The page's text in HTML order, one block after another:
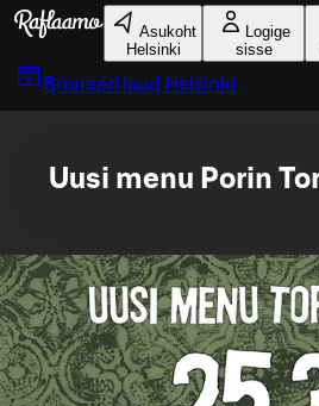
Liigu peamise sisu juurde
Asukoht
Helsinki
Logige
sisse
Broneeri laud Helsinki
Uusi menu Porin